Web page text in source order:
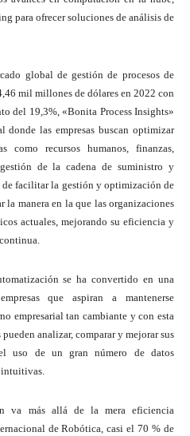
para ofrecer soluciones de análisis de
global de gestión de procesos de
mil millones de dólares en 2022 con
del 19,3%, «Bonita Process Insights»
donde las empresas buscan optimizar
como recursos humanos, finanzas,
de la cadena de suministro y
de facilitar la gestión y optimización de
la manera en la que las organizaciones
actuales, mejorando su eficiencia y
se ha convertido en una
que aspiran a mantenerse
empresarial tan cambiante y con esta
analizar, comparar y mejorar sus
uso de un gran número de datos
intuitivas.
va más allá de la mera eficiencia
de Robótica, casi el 70 % de